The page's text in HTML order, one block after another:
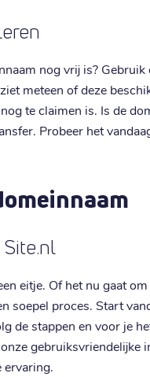
nog vrij is? Gebruik
meteen of deze
te claimen is. Is de
Probeer het
eitje. Of het nu gaat
soepel proces. Start
de stappen en voor je
gebruiksvriendelijke
ervaring.